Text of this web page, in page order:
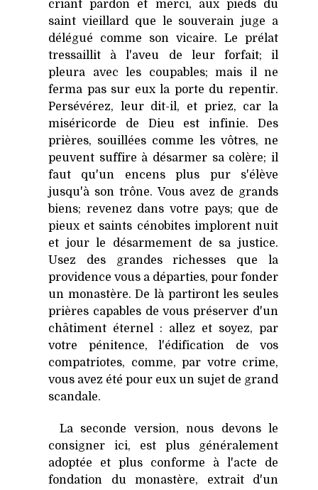
criant pardon et merci, aux pieds du
saint vieillard que le souverain juge a
délégué comme son vicaire. Le prélat
tressaillit à l'aveu de leur forfait; il
pleura avec les coupables; mais il ne
ferma pas sur eux la porte du repentir.
Persévérez, leur dit-il, et priez, car la
miséricorde de Dieu est infinie. Des
prières, souillées comme les vôtres, ne
peuvent suffire à désarmer sa colère; il
faut qu'un encens plus pur s'élève
jusqu'à son trône. Vous avez de grands
biens; revenez dans votre pays; que de
pieux et saints cénobites implorent nuit
et jour le désarmement de sa justice.
Usez des grandes richesses que la
providence vous a départies, pour fonder
un monastère. De là partiront les seules
prières capables de vous préserver d'un
châtiment éternel : allez et soyez, par
votre pénitence, l'édification de vos
compatriotes, comme, par votre crime,
vous avez été pour eux un sujet de grand
scandale.
La seconde version, nous devons le
consigner ici, est plus généralement
adoptée et plus conforme à l'acte de
fondation du monastère, extrait d'un